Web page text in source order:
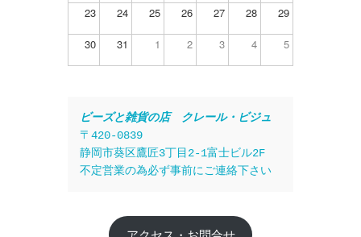
23 24 25 26 27 28 29
30 31 1 2 3 4 5
ビーズと雑貨の店　クレール・ビジュ
〒420-0839
静岡市葵区鷹匠3丁目2-1富士ビル2F
不定営業の為必ず事前にご連絡下さい